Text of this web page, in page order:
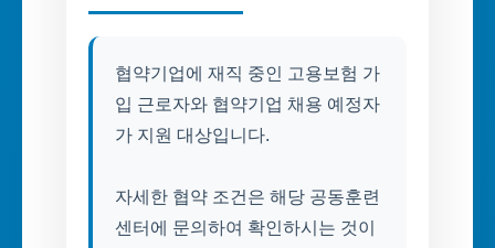
협약기업에 재직 중인 고용보험 가
입 근로자와 협약기업 채용 예정자
가 지원 대상입니다.
자세한 협약 조건은 해당 공동훈련
센터에 문의하여 확인하시는 것이